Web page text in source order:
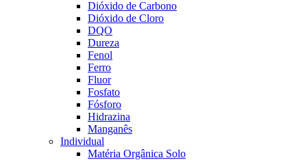
Dióxido de Carbono
Dióxido de Cloro
DQO
Dureza
Fenol
Ferro
Fluor
Fosfato
Fósforo
Hidrazina
Manganês
Individual
Matéria Orgânica Solo